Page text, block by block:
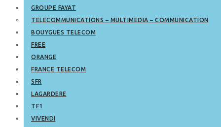
GROUPE FAYAT
TELECOMMUNICATIONS – MULTIMEDIA – COMMUNICATION
BOUYGUES TELECOM
FREE
ORANGE
FRANCE TELECOM
SFR
LAGARDERE
TF1
VIVENDI